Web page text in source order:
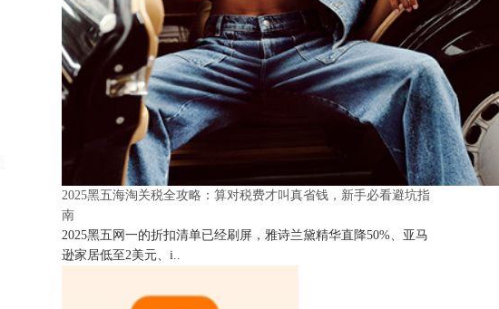
2025黑五海淘关税全攻略：算对税费才叫真省钱，新手必看避坑指
南
2025黑五网一的折扣清单已经刷屏，雅诗兰黛精华直降50%、亚马
逊家居低至2美元、i..